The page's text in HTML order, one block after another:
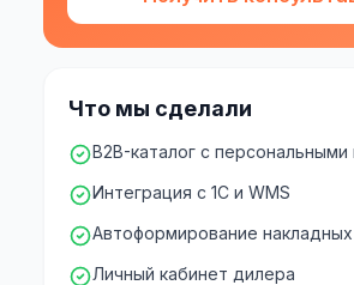
Что мы сделали
B2B-каталог с
Интеграция с 1С и WMS
Автоформирование накладных
Личный кабинет дилера